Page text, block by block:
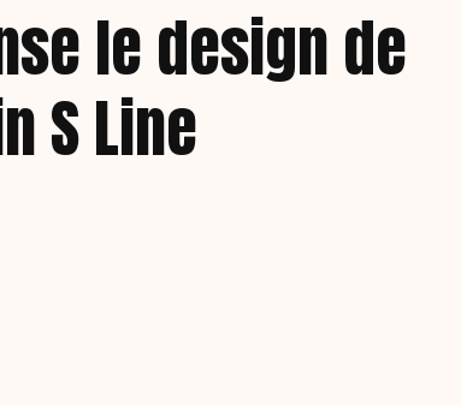
le design de
S Line